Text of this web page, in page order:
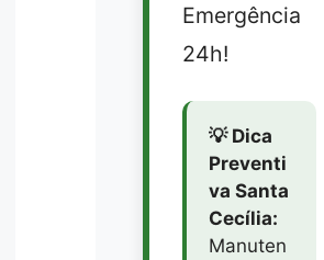
Emergência
24h!
💡 Dica
Preventi
va Santa
Cecília:
Manuten